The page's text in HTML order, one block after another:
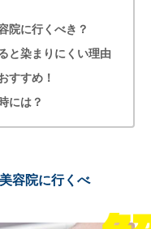
院に行くべき？
と染まりにくい理由
すすめ！
には？
容院に行くべ